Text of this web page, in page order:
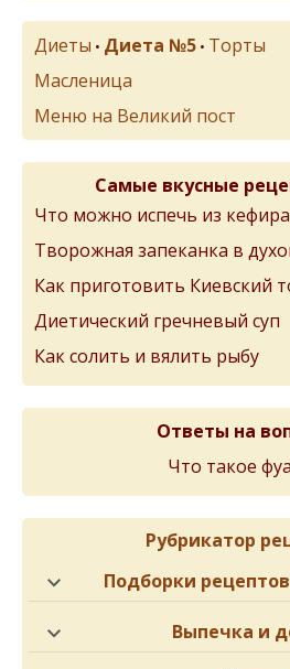
Диеты • Диета №5 • Торты
Масленица
Меню на Великий пост
Самые вкусные
Что можно испечь из
Творожная запеканка в
Как приготовить Киевский
Диетический гречневый суп
Как солить и вялить рыбу
Ответы на
Что такое
Рубрикатор
Подборки
Выпечка и